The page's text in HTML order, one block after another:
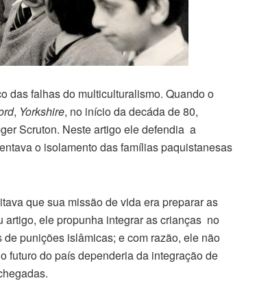
das falhas do multiculturalismo. Quando o
, Yorkshire, no início da decáda de 80,
Scruton. Neste artigo ele defendia a
o isolamento das famílias paquistanesas
que sua missão de vida era preparar as
ele propunha integrar as crianças no
punições islâmicas; e com razão, ele não
futuro do país dependeria da integração de